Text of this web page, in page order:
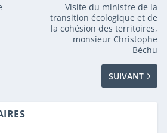
Visite du ministre de la
transition écologique et de
la cohésion des territoires,
monsieur Christophe
Béchu
SUIVANT